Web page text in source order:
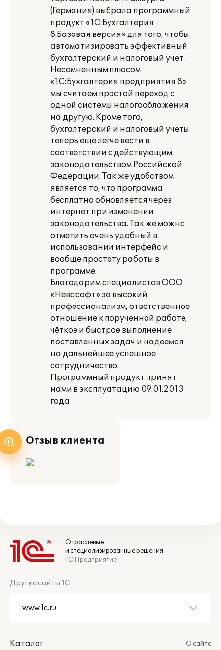
(Германия) выбрала программный
продукт «1С:Бухгалтерия
8.Базовая версия» для того, чтобы
автоматизировать эффективный
бухгалтерский и налоговый учет.
Несомненным плюсом
«1С:Бухгалтерия предприятия 8»
мы считаем простой переход с
одной системы налогооблажения
на другую. Кроме того,
бухгалтерский и налоговый учеты
теперь еще легче вести в
соответствии с действующим
законодательством Российской
Федерации. Так же удобством
является то, что программа
бесплатно обновляется через
интернет при изменении
законодательства. Так же можно
отметить очень удобный в
использовании интерфейс и
вообще простоту работы в
программе.
Благодарим специалистов ООО
«Невасофт» за высокий
профессионализм, ответственное
отношение к порученной работе,
чёткое и быстрое выполнение
поставленных задач и надеемся
на дальнейшее успешное
сотрудничество.
Программный продукт принят
нами в эксплуатацию 09.01.2013
года
Отзыв клиента
Отраслевые
и специализированные решения
1С:Предприятие
Другие сайты 1С
Каталог
О сайте